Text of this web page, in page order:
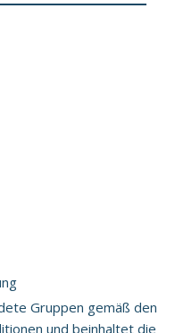
Gruppen gemäß den
und beinhaltet die